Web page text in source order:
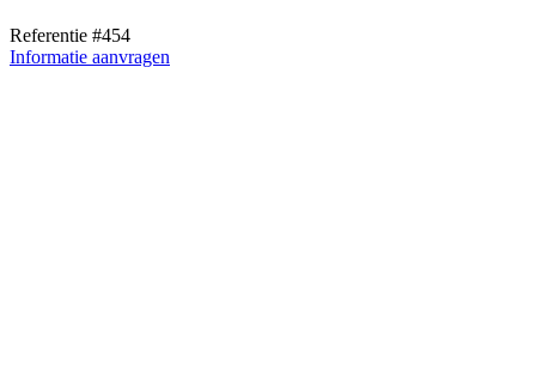
Referentie #454
Informatie aanvragen